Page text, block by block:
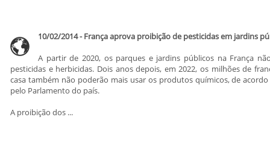
10/02/2014 - França aprova proibição de pesticidas em jardins
A partir de 2020, os parques e jardins públicos na França
pesticidas e herbicidas. Dois anos depois, em 2022, os milhões de
casa também não poderão mais usar os produtos químicos, de
pelo Parlamento do país.
A proibição dos ...